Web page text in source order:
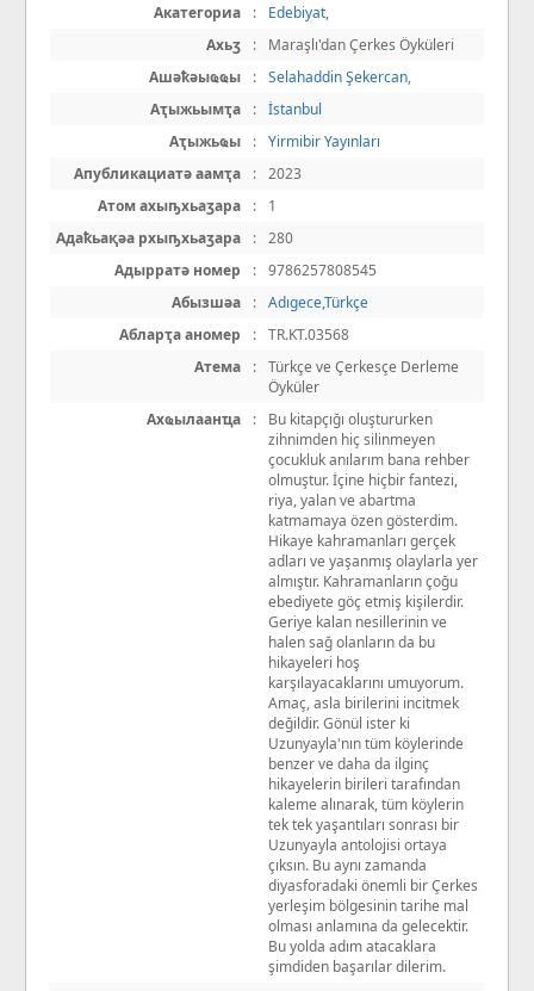
Акатегориа
: Edebiyat,
Ахьӡ
:
Maraşlı'dan Çerkes Öyküleri
Ашәҟәыҩҩы
: Selahaddin Şekercan,
Аҭыжьымҭа
: İstanbul
Аҭыжьҩы
: Yirmibir Yayınları
Апубликациатә аамҭа
: 2023
Атом ахыҧхьаӡара
:
1
Адаҟьақәа рхыҧхьаӡара
: 280
Адырратә номер
: 9786257808545
Абызшәа
: Adıgece,Türkçe
Абларҭа аномер
: TR.KT.03568
Атема
: Türkçe ve Çerkesçe Derleme
Öyküler
Ахҩылаанҵа
:
Bu kitapçığı oluştururken
zihnimden hiç silinmeyen
çocukluk anılarım bana rehber
olmuştur. İçine hiçbir fantezi,
riya, yalan ve abartma
katmamaya özen gösterdim.
Hikaye kahramanları gerçek
adları ve yaşanmış olaylarla yer
almıştır. Kahramanların çoğu
ebediyete göç etmiş kişilerdir.
Geriye kalan nesillerinin ve
halen sağ olanların da bu
hikayeleri hoş
karşılayacaklarını umuyorum.
Amaç, asla birilerini incitmek
değildir. Gönül ister ki
Uzunyayla'nın tüm köylerinde
benzer ve daha da ilginç
hikayelerin birileri tarafından
kaleme alınarak, tüm köylerin
tek tek yaşantıları sonrası bir
Uzunyayla antolojisi ortaya
çıksın. Bu aynı zamanda
diyasforadaki önemli bir Çerkes
yerleşim bölgesinin tarihe mal
olması anlamına da gelecektir.
Bu yolda adım atacaklara
şimdiden başarılar dilerim.